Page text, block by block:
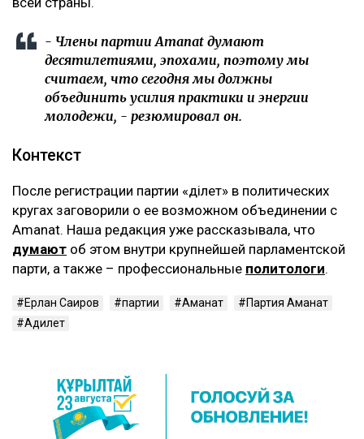
- Члены партии Amanat думают
десятилетиями, эпохами, поэтому мы
считаем, что сегодня мы должны
объединить усилия практики и энергии
молодежи, - резюмировал он.
Контекст
После регистрации партии «Әділет» в политических
кругах заговорили о ее возможном объединении с
Amanat. Наша редакция уже рассказывала, что
думают об этом внутри крупнейшей парламентской
парти, а также – профессиональные политологи.
Ерлан Саиров партии Аманат
Партия Аманат
Адилет